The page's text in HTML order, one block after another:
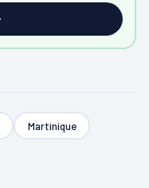
Martinique